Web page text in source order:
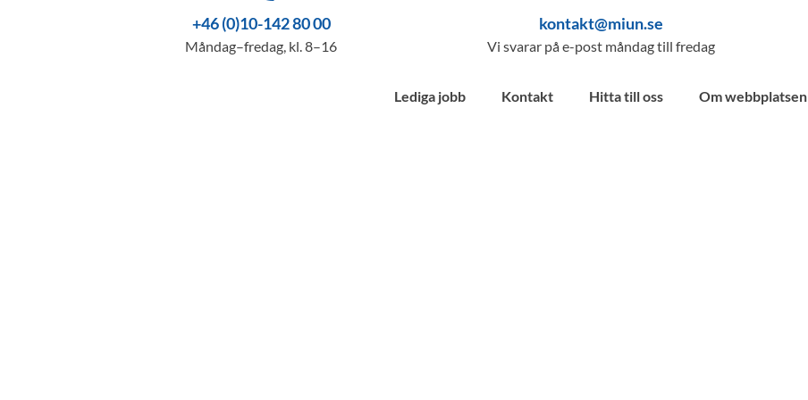
+46 (0)10-142 80 00
Måndag–fredag, kl. 8–16
kontakt@miun.se
Vi svarar på e-post måndag till fredag
Lediga jobb Kontakt Hitta till oss Om webbplatsen